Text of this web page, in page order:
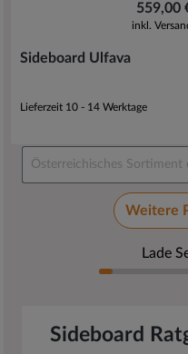
559,00
inkl.
Sideboard Ulfava
Lieferzeit 10 - 14 Werktage
Weitere
Lade
Sideboard